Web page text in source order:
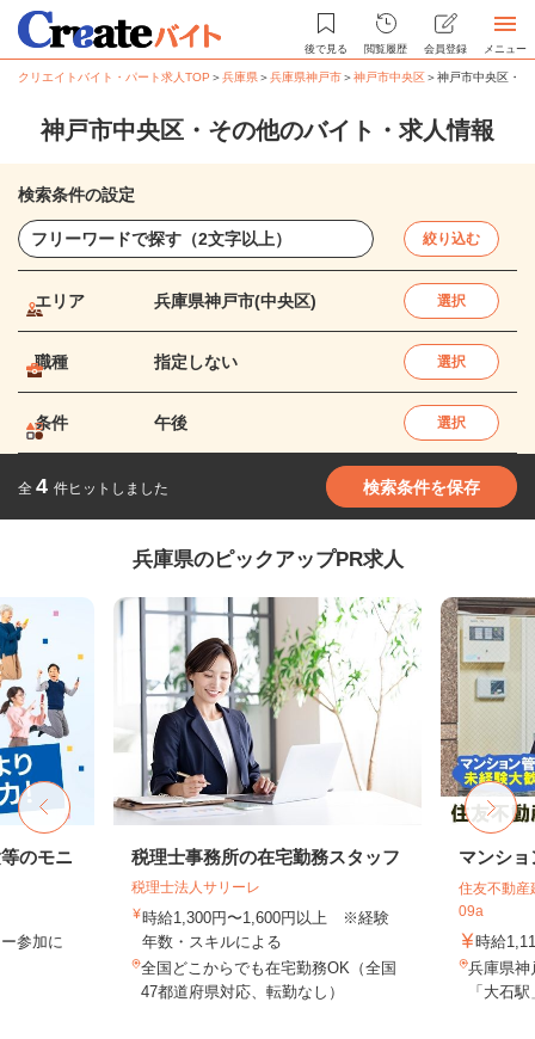
後で見る 閲覧履歴 会員登録 メニュー
クリエイトバイト・パート求人TOP ＞兵庫県＞兵庫県神戸市＞神戸市中央区＞神戸市中央区・
神戸市中央区・その他のバイト・求人情報
検索条件の設定
絞り込む
エリア 兵庫県神戸市(中央区) 選択
職種 指定しない 選択
条件 午後 選択
全 4 件ヒットしました 検索条件を保存
兵庫県のピックアップPR求人
のモニ
参加に
税理士事務所の在宅勤務スタッフ
税理士法人サリーレ
時給1,300円〜1,600円以上 ※経験
年数・スキルによる
全国どこからでも在宅勤務OK（全国
47都道府県対応、転勤なし）
マンシ
住友不動産
09a
時給
兵庫県神
「大石